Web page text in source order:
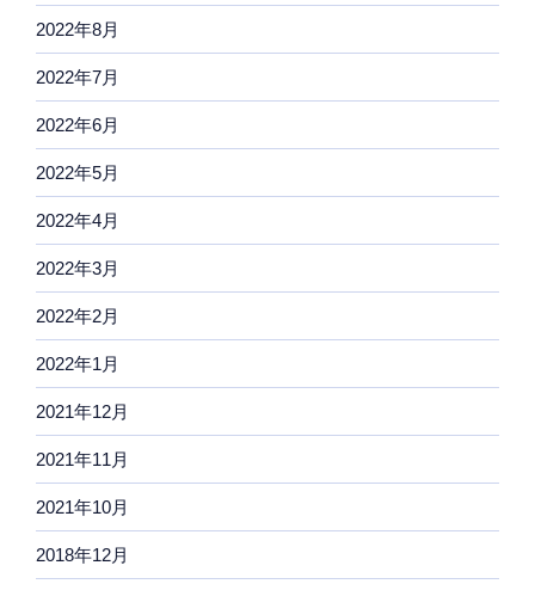
2022年8月
2022年7月
2022年6月
2022年5月
2022年4月
2022年3月
2022年2月
2022年1月
2021年12月
2021年11月
2021年10月
2018年12月